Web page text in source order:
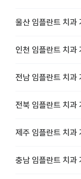
울산 임플란트 치과
인천 임플란트 치과
전남 임플란트 치과
전북 임플란트 치과
제주 임플란트 치과
충남 임플란트 치과